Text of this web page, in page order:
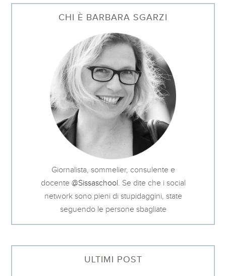
CHI È BARBARA SGARZI
Giornalista, sommelier, consulente e
docente @Sissaschool. Se dite che i social
network sono pieni di stupidaggini, state
seguendo le persone sbagliate
ULTIMI POST